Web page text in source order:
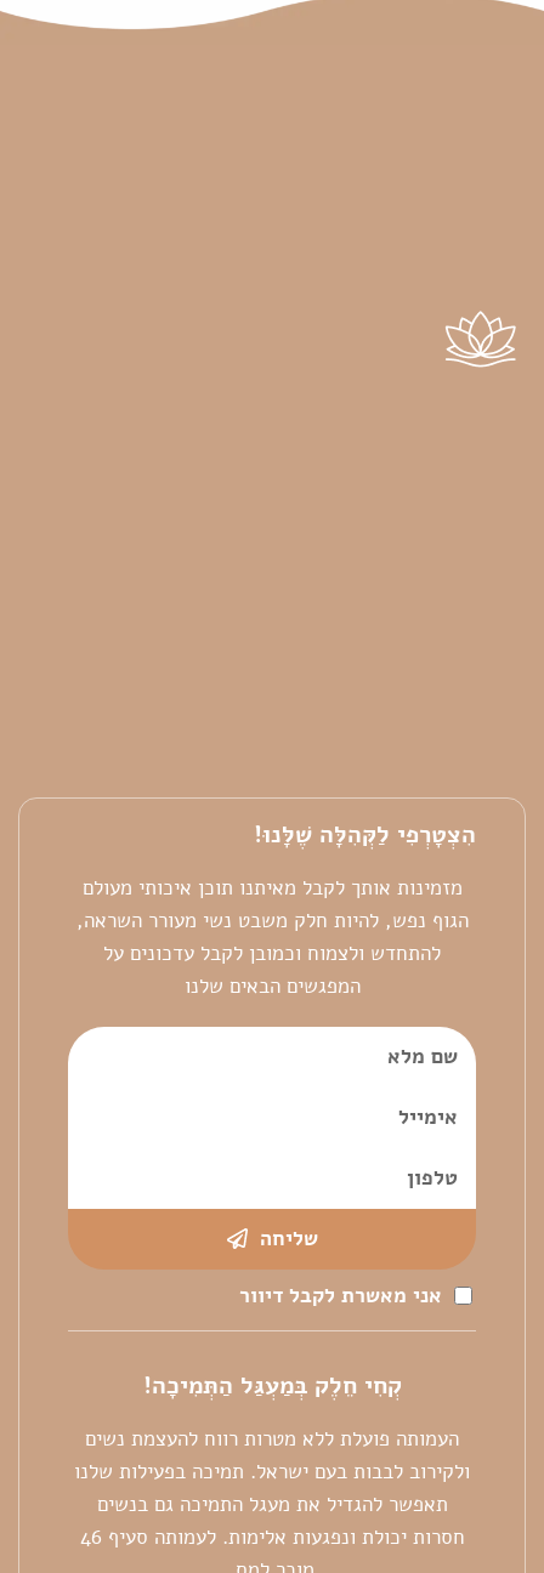
הִצְטָרְפִי לַקְּהִלָּה שֶׁלָּנוּ!
מזמינות אותך לקבל מאיתנו תוכן איכותי מעולם
הגוף נפש, להיות חלק משבט נשי מעורר השראה,
להתחדש ולצמוח וכמובן לקבל עדכונים על
המפגשים הבאים שלנו
אני מאשרת לקבל דיוור
שליחה
קְחִי חֵלֶק בְּמַעְגַּל הַתְּמִיכָה!
העמותה פועלת ללא מטרות רווח להעצמת נשים
ולקירוב לבבות בעם ישראל. תמיכה בפעילות שלנו
תאפשר להגדיל את מעגל התמיכה גם בנשים
חסרות יכולת ונפגעות אלימות. לעמותה סעיף 46